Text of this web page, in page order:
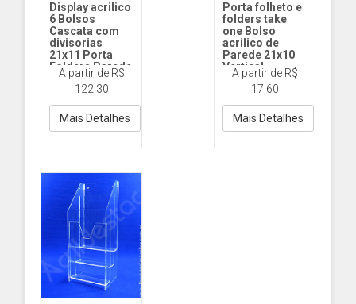
Display acrilico
6 Bolsos
Cascata com
divisorias
21x11 Porta
Folders Parede
Mesa
DY485 21x11
Cascata 6 bolsos
Acr
A partir de R$
122,30
Mais Detalhes
Porta folheto e
folders take
one Bolso
acrilico de
Parede 21x10
Vertical
DY466 21X10 V
Acrilico
A partir de R$
17,60
Mais Detalhes